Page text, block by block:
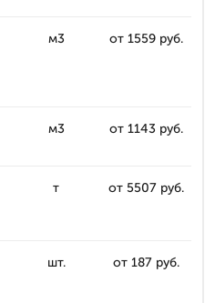
м3 от 1559 руб.
м3 от 1143 руб.
т от 5507 руб.
шт. от 187 руб.